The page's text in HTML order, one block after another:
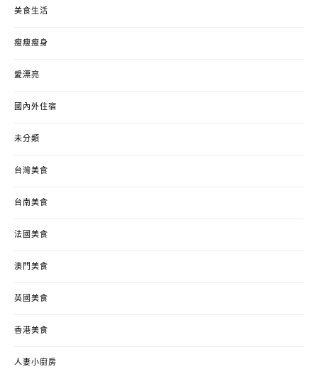
美食生活
瘦瘦瘦身
愛漂亮
國內外住宿
未分類
台灣美食
台南美食
法國美食
澳門美食
英國美食
香港美食
人妻小廚房